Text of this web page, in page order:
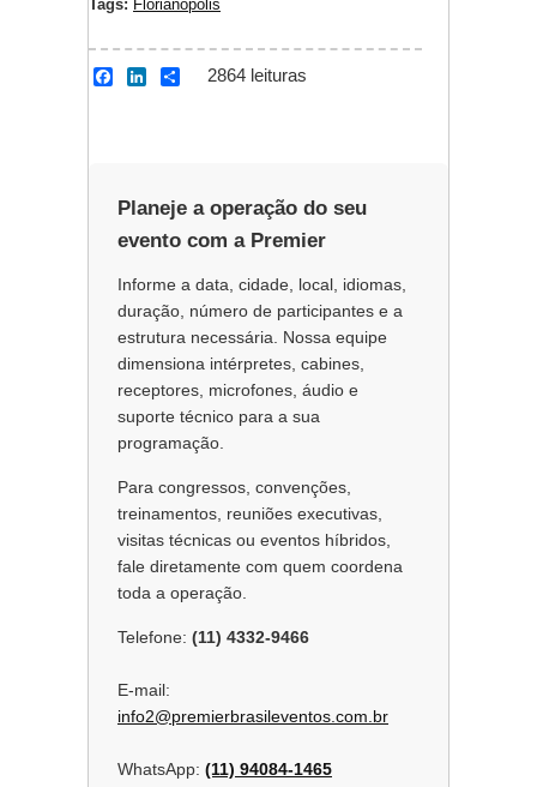
Tags: Florianópolis
k
n
2864 leituras
Planeje a operação do seu
evento com a Premier
Informe a data, cidade, local, idiomas,
duração, número de participantes e a
estrutura necessária. Nossa equipe
dimensiona intérpretes, cabines,
receptores, microfones, áudio e
suporte técnico para a sua
programação.
Para congressos, convenções,
treinamentos, reuniões executivas,
visitas técnicas ou eventos híbridos,
fale diretamente com quem coordena
toda a operação.
Telefone: (11) 4332-9466
E-mail:
info2@premierbrasileventos.com.br
WhatsApp: (11) 94084-1465